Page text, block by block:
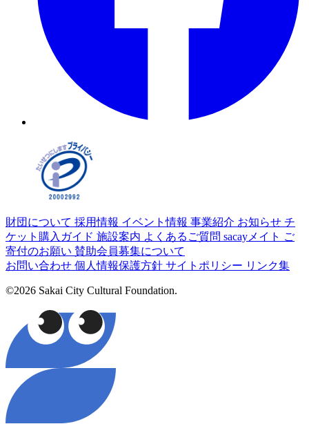
財団について 採用情報 イベント情報 事業紹介 お知らせ チ
ケット購入ガイド 施設案内 よくあるご質問 sacayメイト ご
寄付のお願い 賛助会員募集について
お問い合わせ 個人情報保護方針 サイトポリシー リンク集
©2026 Sakai City Cultural Foundation.